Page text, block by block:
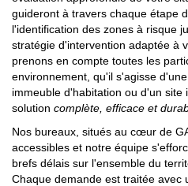
guideront à travers chaque étape
l'identification des zones à risque
stratégie d'intervention adaptée à
prenons en compte toutes les
environnement, qu'il s'agisse
immeuble d'habitation ou d'un site
solution complète, efficace et
Nos bureaux, situés au cœur de
accessibles et notre équipe
brefs délais sur l'ensemble du
Chaque demande est traitée avec